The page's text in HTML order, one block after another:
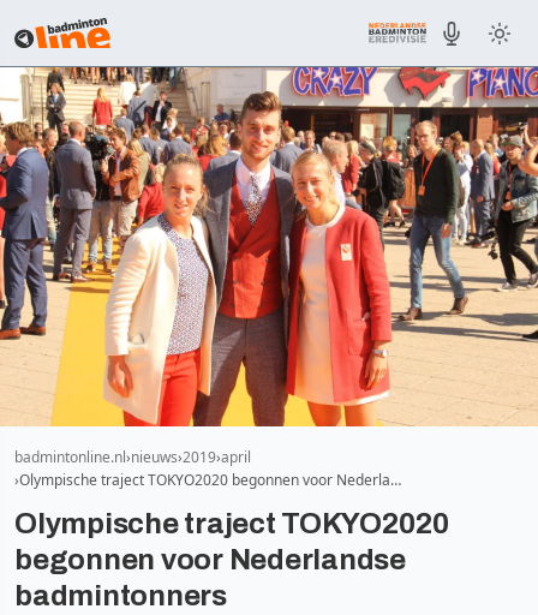
badmintonline.nl nieuws 2019 april
Olympische traject TOKYO2020 begonnen voor Nederla…
Olympische traject TOKYO2020
begonnen voor Nederlandse
badmintonners